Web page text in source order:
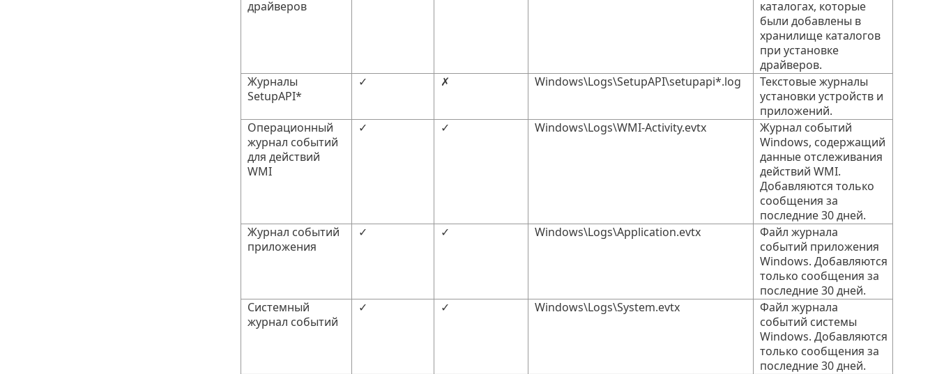
драйверов
каталогах, которые
были добавлены в
хранилище каталогов
при установке
драйверов.
Журналы
SetupAPI*
✓ ✗ Windows\Logs\SetupAPI\setupapi*.log
Текстовые журналы
установки устройств и
приложений.
Операционный
журнал событий
для действий
WMI
✓ ✓ Windows\Logs\WMI-Activity.evtx
Журнал событий
Windows, содержащий
данные отслеживания
действий WMI.
Добавляются только
сообщения за
последние 30 дней.
Журнал событий
приложения
✓ ✓ Windows\Logs\Application.evtx
Файл журнала
событий приложения
Windows. Добавляются
только сообщения за
последние 30 дней.
Системный
журнал событий
✓ ✓ Windows\Logs\System.evtx
Файл журнала
событий системы
Windows. Добавляются
только сообщения за
последние 30 дней.